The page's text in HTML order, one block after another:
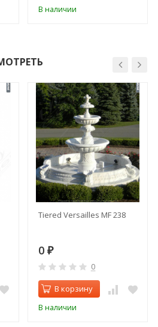
В наличии
Tiered Versailles MF 238
0 ₽
0
В корзину
В наличии